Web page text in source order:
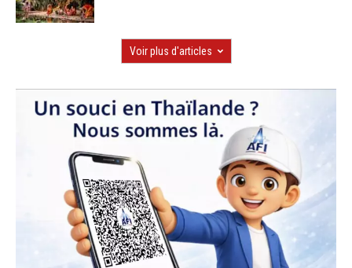
Voir plus d'articles